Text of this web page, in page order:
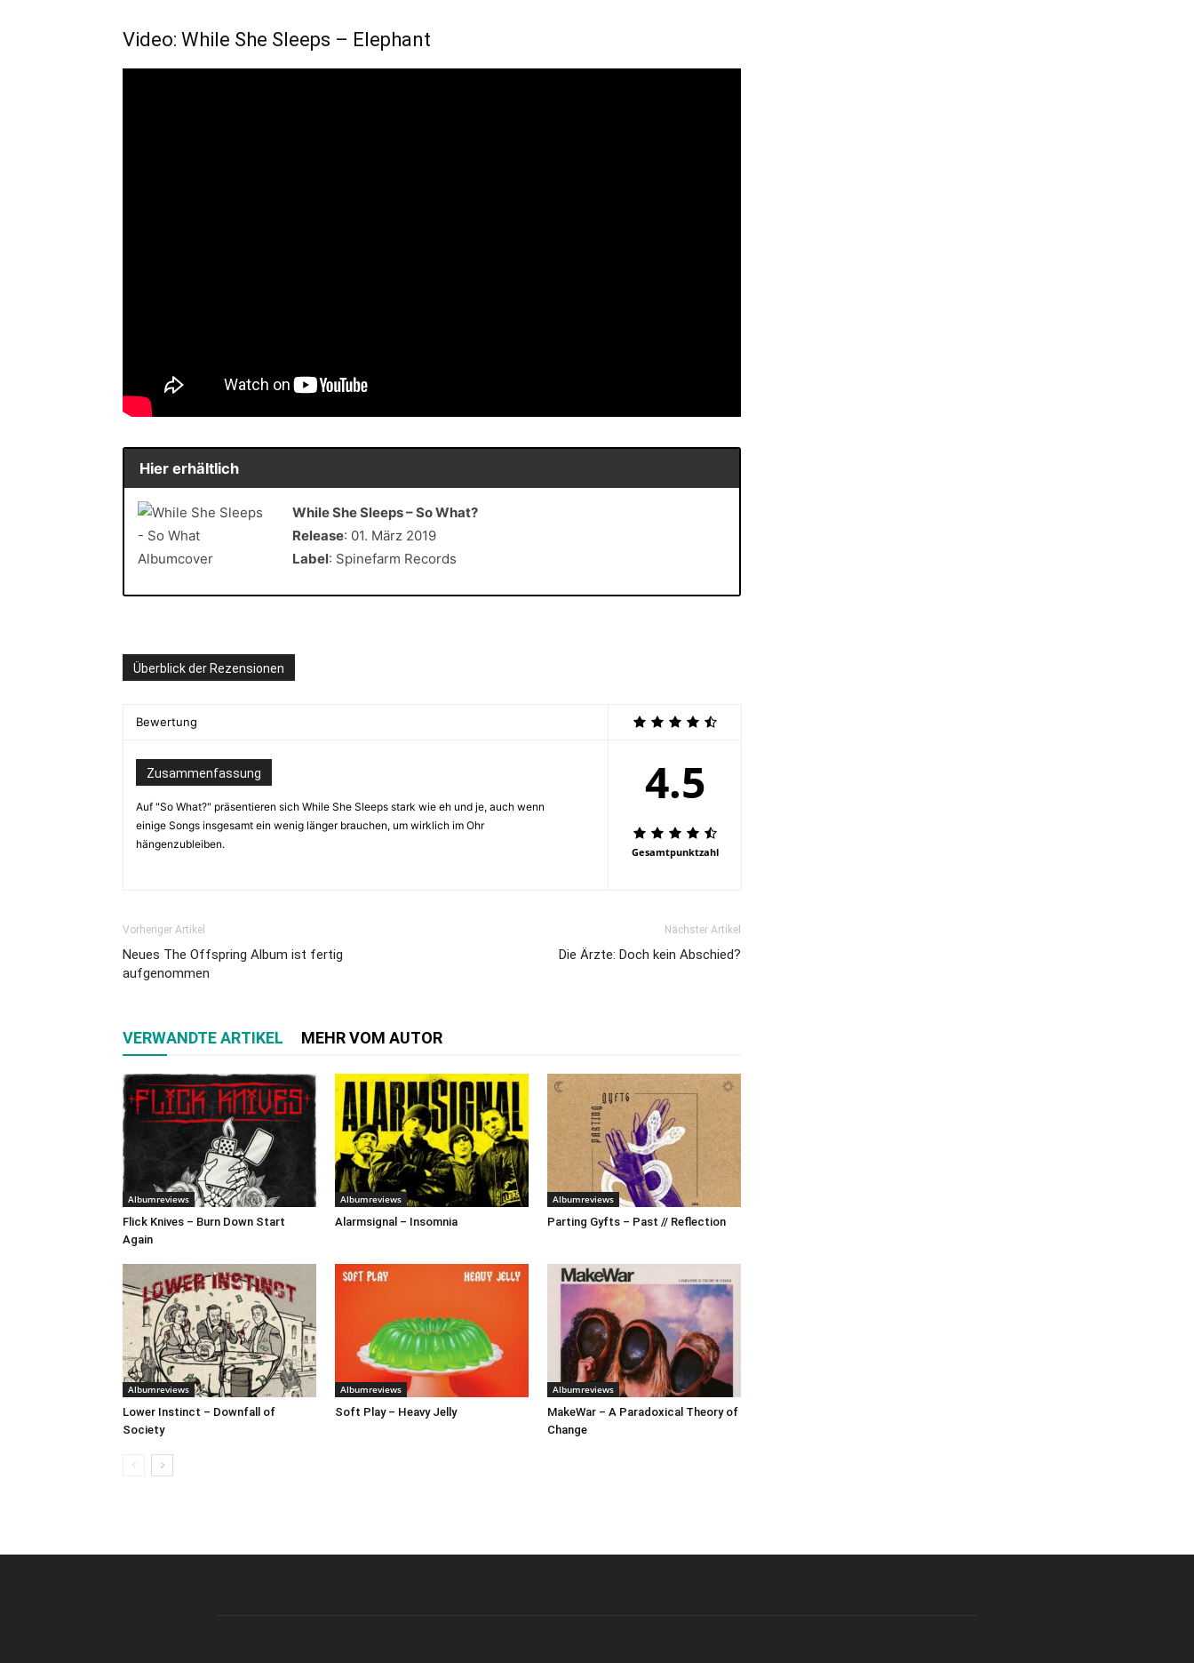
Video: While She Sleeps – Elephant
Hier erhältlich
While She Sleeps – So What?
Release: 01. März 2019
Label: Spinefarm Records
Überblick der Rezensionen
Bewertung
Zusammenfassung
Auf "So What?" präsentieren sich While She Sleeps stark wie eh und je, auch wenn
einige Songs insgesamt ein wenig länger brauchen, um wirklich im Ohr
hängenzubleiben.
4.5
Gesamtpunktzahl
Vorheriger Artikel
Neues The Offspring Album ist fertig
aufgenommen
Nächster Artikel
Die Ärzte: Doch kein Abschied?
VERWANDTE ARTIKEL MEHR VOM AUTOR
Albumreviews
Flick Knives – Burn Down Start
Again
Albumreviews
Alarmsignal – Insomnia
Albumreviews
Parting Gyfts – Past // Reflection
Albumreviews
Lower Instinct – Downfall of
Society
Albumreviews
Soft Play – Heavy Jelly
Albumreviews
MakeWar – A Paradoxical Theory of
Change